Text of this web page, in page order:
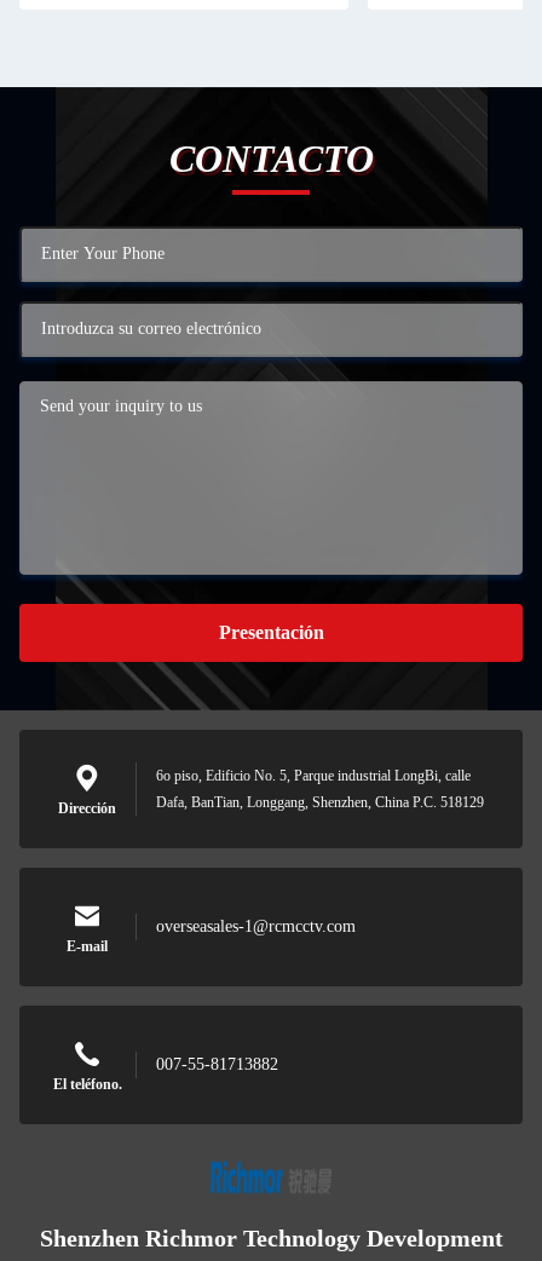
CONTACTO
Presentación
Dirección
6o piso, Edificio No. 5, Parque industrial LongBi, calle
Dafa, BanTian, Longgang, Shenzhen, China P.C. 518129
E-mail
overseasales-1@rcmcctv.com
El teléfono.
007-55-81713882
Shenzhen Richmor Technology Development